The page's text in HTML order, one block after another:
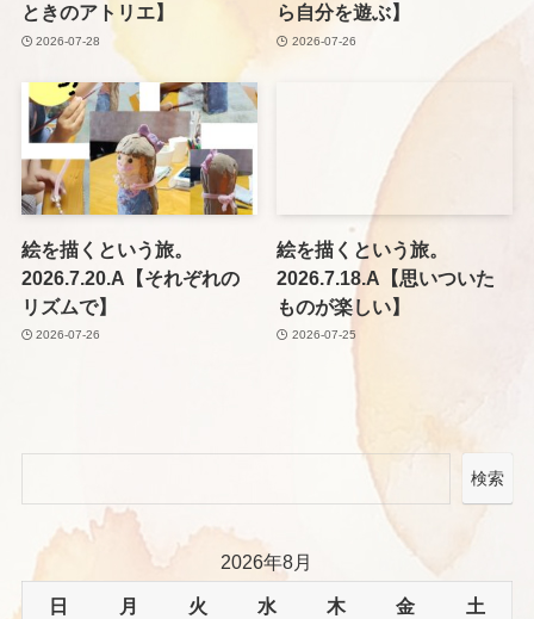
ときのアトリエ】
2026-07-28
ら自分を遊ぶ】
2026-07-26
絵を描くという旅。
2026.7.20.A【それぞれの
リズムで】
2026-07-26
絵を描くという旅。
2026.7.18.A【思いついた
ものが楽しい】
2026-07-25
検索
2026年8月
日 月 火 水 木 金 土